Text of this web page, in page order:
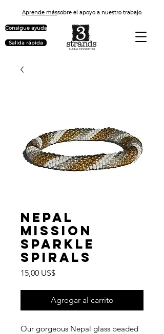
Aprende mássobre el apoyo a nuestro trabajo.
Consigue ayuda
Salida rápida
Nepal
Mission
Sparkle
Spirals
15,00 US$Precio
Agregar al carrito
Our gorgeous Nepal glass beaded